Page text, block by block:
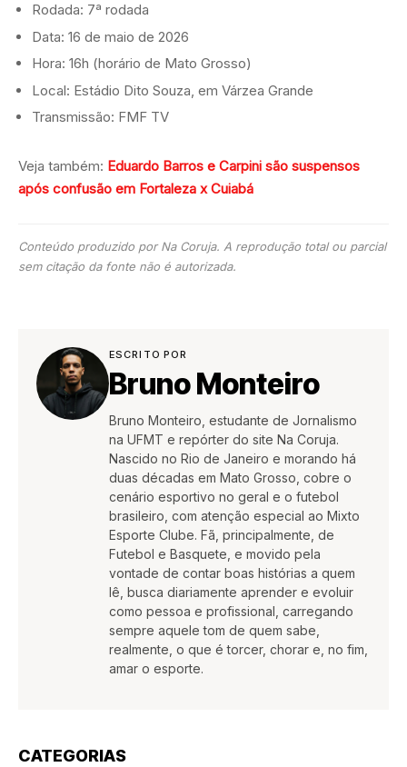
Rodada: 7ª rodada
Data: 16 de maio de 2026
Hora: 16h (horário de Mato Grosso)
Local: Estádio Dito Souza, em Várzea Grande
Transmissão: FMF TV
Veja também: Eduardo Barros e Carpini são suspensos
após confusão em Fortaleza x Cuiabá
Conteúdo produzido por Na Coruja. A reprodução total ou parcial
sem citação da fonte não é autorizada.
ESCRITO POR
Bruno Monteiro
Bruno Monteiro, estudante de Jornalismo
na UFMT e repórter do site Na Coruja.
Nascido no Rio de Janeiro e morando há
duas décadas em Mato Grosso, cobre o
cenário esportivo no geral e o futebol
brasileiro, com atenção especial ao Mixto
Esporte Clube. Fã, principalmente, de
Futebol e Basquete, e movido pela
vontade de contar boas histórias a quem
lê, busca diariamente aprender e evoluir
como pessoa e profissional, carregando
sempre aquele tom de quem sabe,
realmente, o que é torcer, chorar e, no fim,
amar o esporte.
CATEGORIAS